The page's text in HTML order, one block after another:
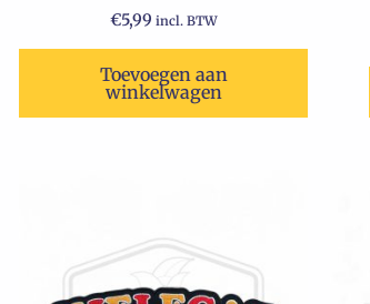
€5,99 incl. BTW
Toevoegen aan
winkelwagen